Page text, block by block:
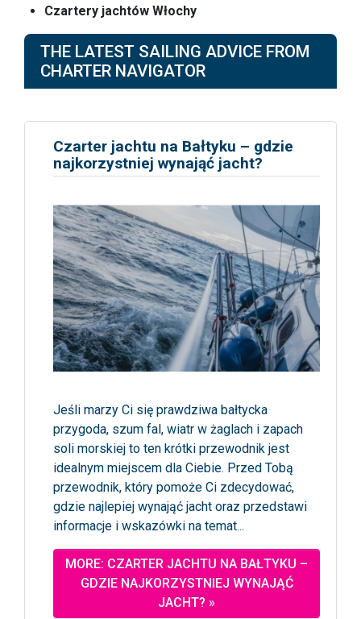
Czartery jachtów Włochy
THE LATEST SAILING ADVICE FROM
CHARTER NAVIGATOR
Czarter jachtu na Bałtyku – gdzie
najkorzystniej wynająć jacht?
Jeśli marzy Ci się prawdziwa bałtycka
przygoda, szum fal, wiatr w żaglach i zapach
soli morskiej to ten krótki przewodnik jest
idealnym miejscem dla Ciebie. Przed Tobą
przewodnik, który pomoże Ci zdecydować,
gdzie najlepiej wynająć jacht oraz przedstawi
informacje i wskazówki na temat...
MORE: CZARTER JACHTU NA BAŁTYKU –
GDZIE NAJKORZYSTNIEJ WYNAJĄĆ
JACHT? »